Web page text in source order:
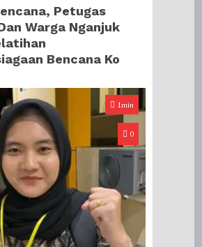
Petugas
Warga Nganjuk
Bencana Ko
1min
0